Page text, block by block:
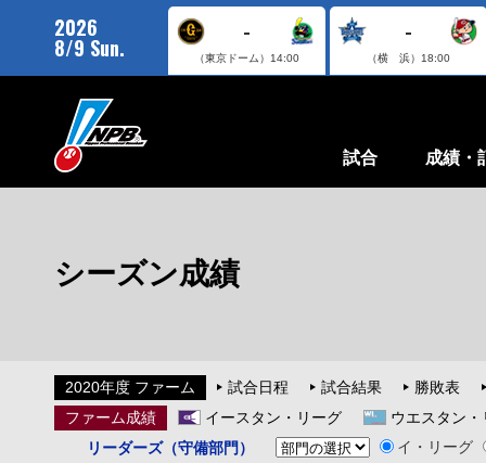
2026
8/9 Sun.
-
（東京ドーム） 14:00
-
（横 浜） 18:00
試合 成績・
シーズン成績
2020年度 ファーム 試合日程 試合結果
勝敗表
ファーム成績
イースタン・リーグ
ウエスタン・
リーダーズ（守備部門）
イ・リーグ